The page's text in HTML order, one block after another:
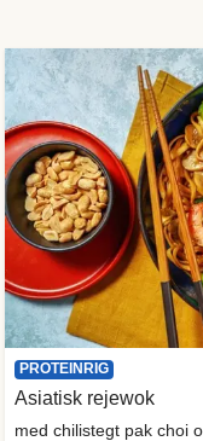
PROTEINRIG
Asiatisk rejewok
med chilistegt pak choi